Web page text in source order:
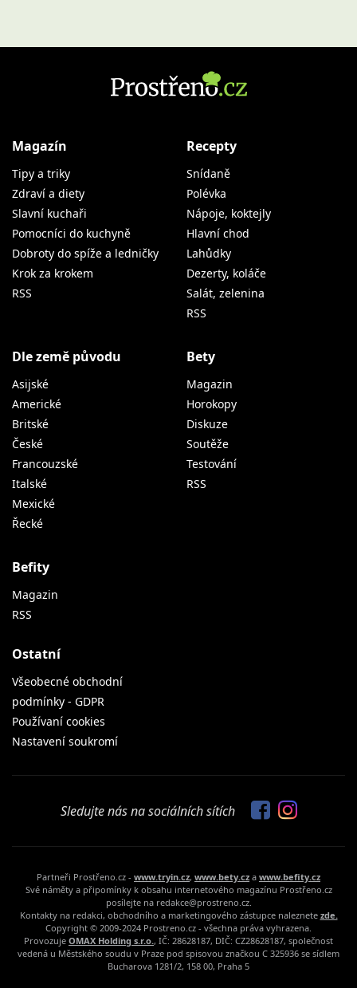
Magazín
Tipy a triky
Zdraví a diety
Slavní kuchaři
Pomocníci do kuchyně
Dobroty do spíže a ledničky
Krok za krokem
RSS
Recepty
Snídaně
Polévka
Nápoje, koktejly
Hlavní chod
Lahůdky
Dezerty, koláče
Salát, zelenina
RSS
Dle země původu
Asijské
Americké
Britské
České
Francouzské
Italské
Mexické
Řecké
Bety
Magazin
Horokopy
Diskuze
Soutěže
Testování
RSS
Befity
Magazin
RSS
Ostatní
Všeobecné obchodní
podmínky - GDPR
Používaní cookies
Nastavení soukromí
Sledujte nás na sociálních sítích
Partneři Prostřeno.cz - www.tryin.cz, www.bety.cz a www.befity.cz
Své náměty a připomínky k obsahu internetového magazínu Prostřeno.cz
posílejte na redakce@prostreno.cz.
Kontakty na redakci, obchodního a marketingového zástupce naleznete zde.
Copyright © 2009-2024 Prostreno.cz - všechna práva vyhrazena.
Provozuje OMAX Holding s.r.o., IČ: 28628187, DIČ: CZ28628187, společnost
vedená u Městského soudu v Praze pod spisovou značkou C 325936 se sídlem
Bucharova 1281/2, 158 00, Praha 5